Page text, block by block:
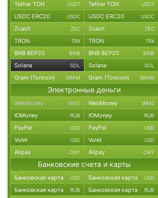
Tether TON USDT Tether TON USDT
USDC ERC20 USDC USDC ERC20 USDC
Zcash ZEC Zcash ZEC
TRON TRX TRON TRX
BNB BEP20 BNB BNB BEP20 BNB
Solana SOL Solana SOL
Gram (Toncoin) GRAM Gram (Toncoin) GRAM
Электронные деньги
WebMoney WMZ WebMoney WMZ
ЮMoney RUB ЮMoney RUB
PayPal USD PayPal USD
Volet USD Volet USD
Alipay CNY Alipay CNY
Банковские счета и карты
Банковская карта USD Банковская карта USD
Банковская карта RUB Банковская карта RUB